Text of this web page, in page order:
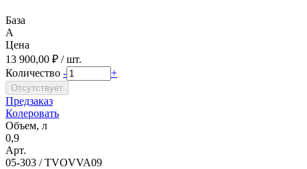
База
A
Цена
13 900,00 ₽ / шт.
Количество - +
Предзаказ
Колеровать
Объем, л
0,9
Арт.
05-303 / TVOVVA09